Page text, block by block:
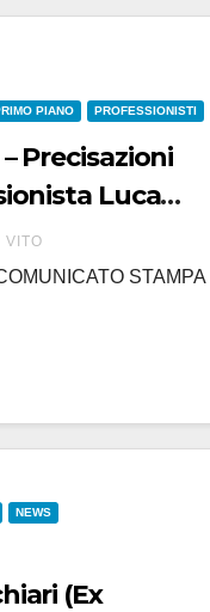
PIANO PROFESSIONISTI
– Precisazioni
Luca
alcuni articoli
VITO
STAMPA
NEWS
(Ex